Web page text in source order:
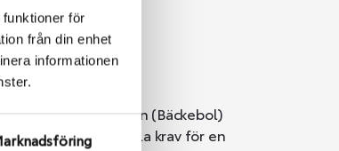
för
från din enhet
informationen
Välj mellan Hisingen (Bäckebol)
att de uppfyller alla krav för en